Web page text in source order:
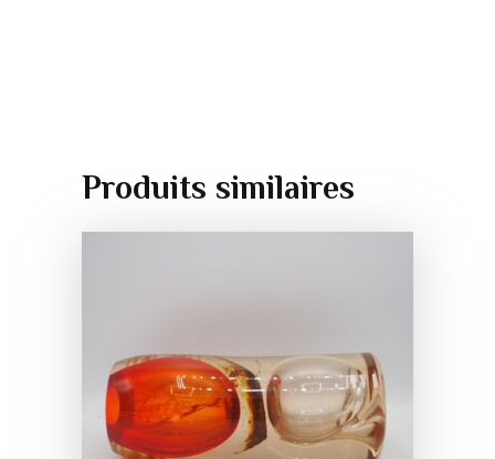
Produits similaires